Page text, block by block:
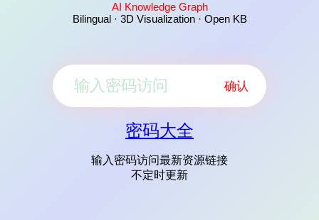
AI Knowledge Graph
Bilingual · 3D Visualization · Open KB
确认
密码大全
输入密码访问最新资源链接
不定时更新